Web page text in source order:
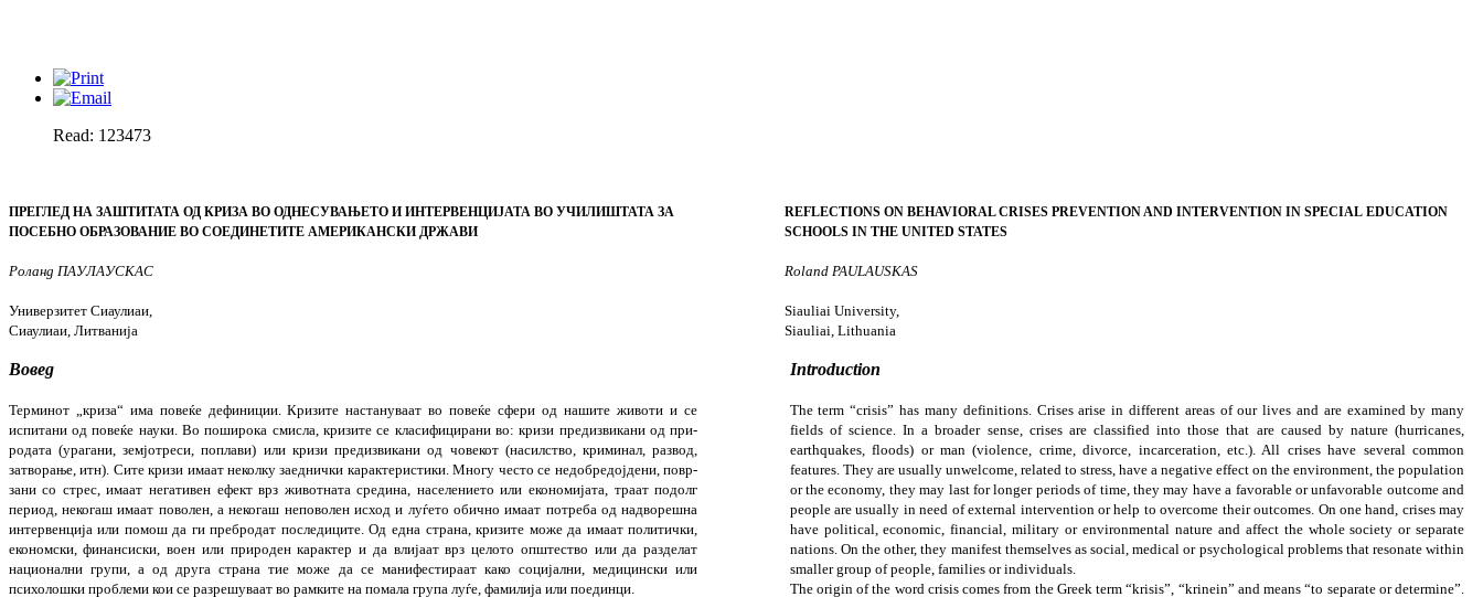
Read: 123473
ПРЕГЛЕД НА ЗАШТИТАТА ОД КРИЗА ВО ОДНЕСУВАЊЕТО И ИНТЕРВЕНЦИЈАТА ВО УЧИЛИШТАТА ЗА
ПОСЕБНО ОБРАЗОВАНИЕ ВО СОЕДИНЕТИТЕ АМЕРИКАНСКИ ДРЖАВИ
REFLECTIONS ON BEHAVIORAL CRISES PREVENTION AND INTERVENTION IN SPECIAL EDUCATION
SCHOOLS IN THE UNITED STATES
Роланд ПАУЛАУСКАС
Универзитет Сиаулиаи,
Сиаулиаи, Литванија
Roland PAULAUSKAS
Siauliai University,
Siauliai, Lithuania
Вовед Introduction
Терминот „криза“ има повеќе дефиниции. Кри­­зите настануваат во повеќе сфери од нашите животи и се
испитани од повеќе науки. Во поширока смисла, кризите се кла­си­фицирани во: кризи предизвикани од при­
родата (урагани, земјотреси, поплави) или кризи предизвикани од човекот (насилство, кри­минал, развод,
затворање, итн). Сите кризи имаат неколку заеднички карак­те­ри­стики. Многу често се недобредојдени, по­вр­
зани со стрес, имаат негативен ефект врз живот­ната средина, населението или еко­но­ми­јата, траат подолг
период, некогаш имаат по­волен, а некогаш неповолен исход и луѓето обично имаат потреба од надворешна
интер­венција или помош да ги пребродат последиците. Од една страна, кризите може да имаат политички,
економски, фина­н­сиски, воен или природен карактер и да влијаат врз целото општество или да раз­де­лат
национални групи, а од друга страна тие може да се манифестираат како социјални, меди­цински или
психолошки проблеми кои се разрешуваат во рамките на помала група луѓе, фамилија или поединци.
The term “crisis” has many definitions. Crises arise in different areas of our lives and are examined by many
fields of science. In a broader sense, crises are classified into those that are caused by nature (hurricanes,
earthquakes, floods) or man (violence, crime, divorce, incarceration, etc.). All crises have several common
features. They are usually unwelcome, related to stress, have a negative effect on the environment, the population
or the economy, they may last for longer periods of time, they may have a favorable or unfavorable outcome and
people are usually in need of external intervention or help to overcome their outcomes. On one hand, crises may
have political, economic, financial, military or environmental nature and affect the whole society or separate
nations. On the other, they manifest themselves as social, medical or psychological problems that resonate within
smaller group of people, families or individuals.
The origin of the word crisis comes from the Greek term “krisis”, “krinein” and means “to separate or determine”.